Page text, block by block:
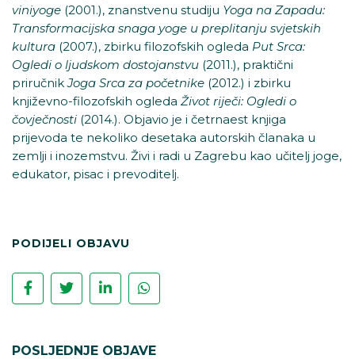
viniyoge (2001.), znanstvenu studiju Yoga na Zapadu:
Transformacijska snaga yoge u preplitanju svjetskih
kultura (2007.), zbirku filozofskih ogleda Put Srca:
Ogledi o ljudskom dostojanstvu (2011.), praktični
priručnikJoga Srca za početnike (2012.) i zbirku
književno-filozofskih ogleda Život riječi: Ogledi o
čovječnosti (2014.). Objavio je i četrnaest knjiga
prijevoda te nekoliko desetaka autorskih članaka u
zemlji i inozemstvu. Živi i radi u Zagrebu kao učitelj joge,
edukator, pisac i prevoditelj.
PODIJELI OBJAVU
POSLJEDNJE OBJAVE